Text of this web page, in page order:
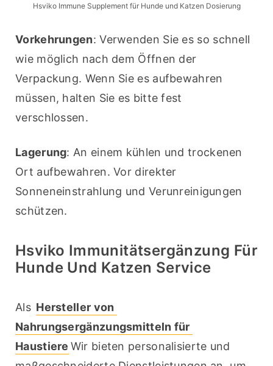
Hsviko Immune Supplement für Hunde und Katzen Dosierung
Vorkehrungen: Verwenden Sie es so schnell
wie möglich nach dem Öffnen der
Verpackung. Wenn Sie es aufbewahren
müssen, halten Sie es bitte fest
verschlossen.
Lagerung: An einem kühlen und trockenen
Ort aufbewahren. Vor direkter
Sonneneinstrahlung und Verunreinigungen
schützen.
Hsviko Immunitätsergänzung Für
Hunde Und Katzen Service
Als Hersteller von
Nahrungsergänzungsmitteln für
Haustiere Wir bieten personalisierte und